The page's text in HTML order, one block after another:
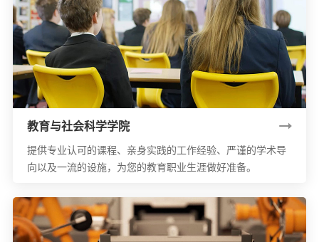
教育与社会科学学院
提供专业认可的课程、亲身实践的工作经验、严谨的学术导
向以及一流的设施，为您的教育职业生涯做好准备。